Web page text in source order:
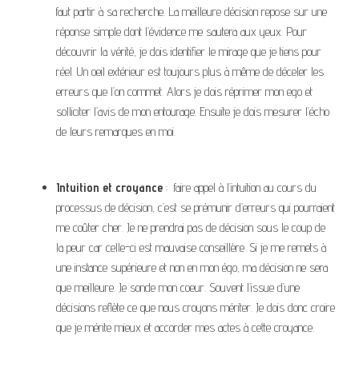
faut partir à sa recherche. La meilleure décision repose sur une
réponse simple dont l’évidence me sautera aux yeux. Pour
découvrir la vérité, je dois identifier le mirage que je tiens pour
réel. Un oeil extérieur est toujours plus à même de déceler les
erreurs que l’on commet. Alors je dois réprimer mon ego et
solliciter l’avis de mon entourage. Ensuite je dois mesurer l’écho
de leurs remarques en moi.
Intuition et croyance : faire appel à l’intuition au cours du
processus de décision, c’est se prémunir d’erreurs qui pourraient
me coûter cher. Je ne prendrai pas de décision sous le coup de
la peur car celle-ci est mauvaise conseillère. Si je me remets à
une instance supérieure et non en mon égo, ma décision ne sera
que meilleure. Je sonde mon coeur. Souvent l’issue d’une
décisions reflète ce que nous croyons mériter. Je dois donc croire
que je mérite mieux et accorder mes actes à cette croyance.